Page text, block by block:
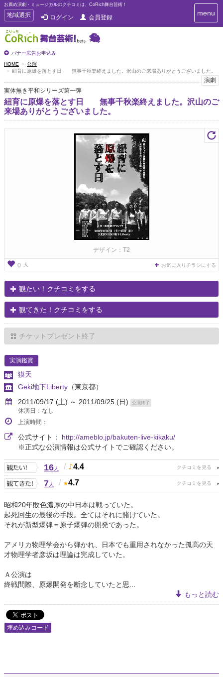
お薦め演劇・ミュージカルのクチコミは、CoRich舞台芸術！
T
o
g
g
e
n
a
v
i
g
a
t
地域選択 ログイン 会員登録
バナー広告お申込み
T
o
n
a
i
a
menu
HOME
公演
紐育に原爆を落とす日 無事千秋楽終えました。沢山のご来場ありがとうございました。
演劇
実体無き平和シリーズ第一弾
紐育に原爆を落とす日 無事千秋楽終えました。沢山のご
来場ありがとうございました。
デザイン：T2
0 人 お気に入りチラシにする
観たい！クチコミをする
観てきた！クチコミをする
チケットプレゼント終了
実演鑑賞
獏天
Geki地下Liberty （東京都）
2011/09/17 (土) ～ 2011/09/25 (日)
公演終了
休演日：なし
上演時間：
公式サイト： http://ameblo.jp/bakuten-live-kikaku/
※正式な公演情報は公式サイトでご確認ください。
16人 / 4.4
7人 / 4.7
昭和20年敗色濃厚の中日本は戦っていた。
起死回生の最後の手段。全てはそれに賭けていた。
それが新型爆弾＝原子爆弾の開発であった。
アメリカ物理学会から弾かれ、日本でも重用されなかった孤高の天
才物理学者彦坂は理論は完成していた。
Ａ公演は
終戦間際、原爆開発を断念していたと思...
もっと読む
埋め込みコード